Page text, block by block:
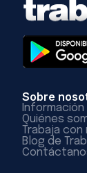
Sobre
Información
Quiénes
Trabaja
Blog de